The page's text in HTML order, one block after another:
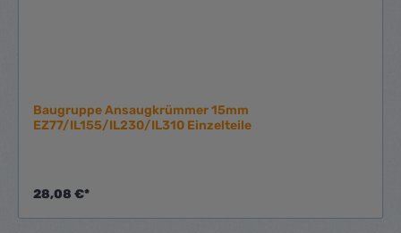
Baugruppe Ansaugkrümmer 15mm
EZ77/IL155/IL230/IL310 Einzelteile
28,08 €*